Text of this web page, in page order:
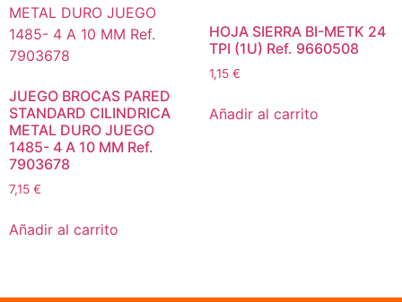
JUEGO BROCAS PARED
STANDARD CILINDRICA
METAL DURO JUEGO
1485- 4 A 10 MM Ref.
7903678
7,15 €
Añadir al carrito
HOJA SIERRA BI-METK 24
TPI (1U) Ref. 9660508
1,15 €
Añadir al carrito